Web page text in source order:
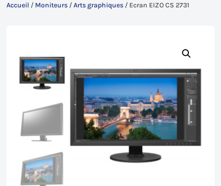
Accueil / Moniteurs /Arts graphiques / Ecran EIZO CS 2731